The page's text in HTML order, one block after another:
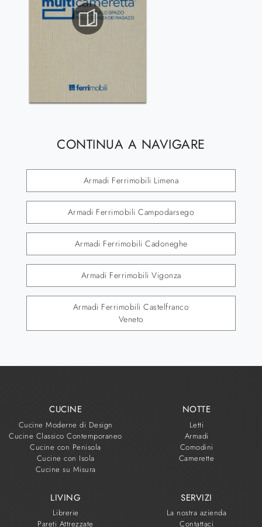
CONTINUA A NAVIGARE
Armadi Ferrimobili Limena
Armadi Ferrimobili Campodarsego
Armadi Ferrimobili Cadoneghe
Armadi Ferrimobili Vigonza
Armadi Ferrimobili Castelfranco
Veneto
CUCINE
Cucine Moderne di Design
Cucine Classico Contemporaneo
Cucine con Penisola
Cucine con Isola
Cucine su Misura
NOTTE
Letti
Armadi
Comodini
Camerette
LIVING
Librerie
Pareti Attrezzate
SERVIZI
La nostra azienda
Contattaci